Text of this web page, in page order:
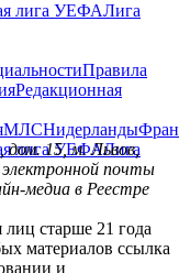
лига УЕФАЛига
Правила
Редакционная
МЛСНидерланды
лига УЕФАЛига
дом. 15, м. Львов,
электронной почты
медиа в Реестре
старше 21 года
материалов ссылка
и